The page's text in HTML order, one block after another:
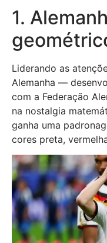
1.
Liderando as
Alemanha —
com a Federação
na nostalgia
ganha uma
cores preta,